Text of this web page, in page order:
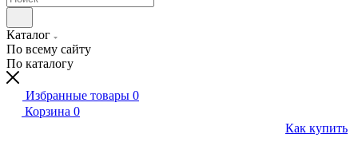
Каталог
По всему сайту
По каталогу
Избранные товары 0
Корзина 0
Как купить